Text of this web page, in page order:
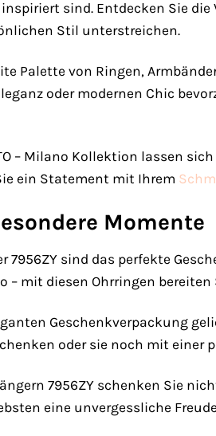
sind. Entdecken Sie
Stil unterstreichen.
Palette von Ringen,
oder modernen Chic
– Milano Kollektion lassen
ein Statement mit Ihrem
Momente
7956ZY sind das perfekte
mit diesen Ohrringen bereiten
Geschenkverpackung
oder sie noch mit einer
7956ZY schenken Sie
eine unvergessliche